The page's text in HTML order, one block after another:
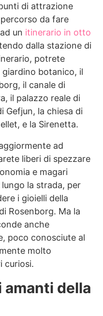
di attrazione
da fare
un itinerario in otto
dalla stazione di
potrete
botanico, il
il canale di
il palazzo reale di
Gefjun, la chiesa di
e la Sirenetta.
ad
liberi di spezzare
e magari
la strada, per
i gioielli della
Rosenborg. Ma la
anche
poco conosciute al
molto
curiosi.
amanti della